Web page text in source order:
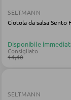
SELTMANN
Disponibile
Consigliato
14,40
SELTMANN